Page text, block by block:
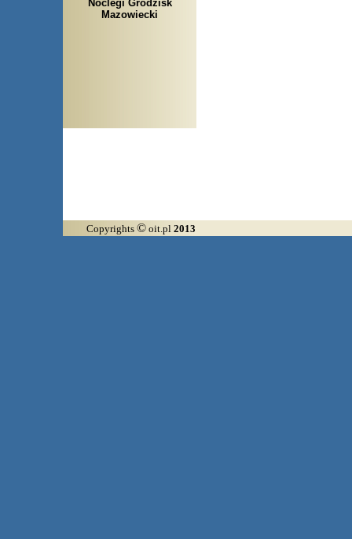
Noclegi Grodzisk
Mazowiecki
Copyrights © oit.pl 2013